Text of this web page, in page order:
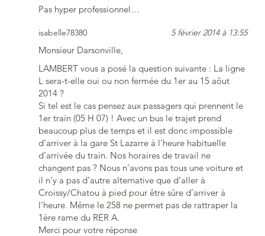
Pas hyper professionnel…
isabelle78380 5 février 2014 à 13:55
Monsieur Darsonville,
LAMBERT vous a posé la question suivante : La ligne
L sera-t-elle oui ou non fermée du 1er au 15 aôut
2014 ?
Si tel est le cas pensez aux passagers qui prennent le
1er train (05 H 07) ! Avec un bus le trajet prend
beaucoup plus de temps et il est donc impossible
d’arriver à la gare St Lazarre à l’heure habituelle
d’arrivée du train. Nos horaires de travail ne
changent pas ? Nous n’avons pas tous une voiture et
il n’y a pas d’autre alternative que d’aller à
Croissy/Chatou à pied pour être sûre d’arriver à
l’heure. Même le 258 ne permet pas de rattraper la
1ère rame du RER A.
Merci pour votre réponse